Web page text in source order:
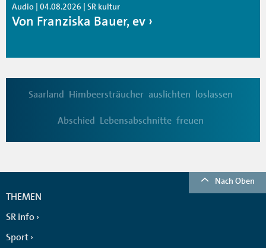
Audio | 04.08.2026 | SR kultur
Von Franziska Bauer, ev
Saarland Himbeersträucher auslichten loslassen
Abschied Lebensabschnitte freuen
Nach Oben
THEMEN
SR info
Sport